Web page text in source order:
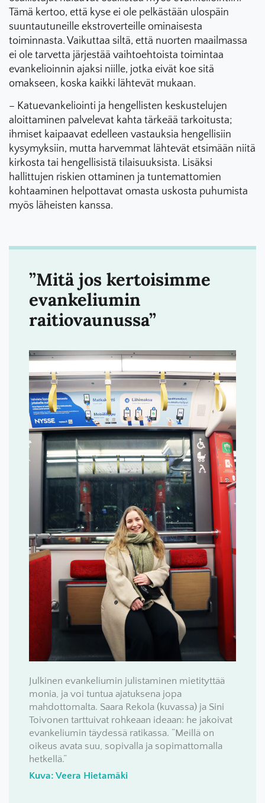
Tämä kertoo, että kyse ei ole pelkästään ulospäin
suuntautuneille ekstroverteille ominaisesta
toiminnasta. Vaikuttaa siltä, että nuorten maailmassa
ei ole tarvetta järjestää vaihtoehtoista toimintaa
evankelioinnin ajaksi niille, jotka eivät koe sitä
omakseen, koska kaikki lähtevät mukaan.
– Katuevankeliointi ja hengellisten keskustelujen
aloittaminen palvelevat kahta tärkeää tarkoitusta;
ihmiset kaipaavat edelleen vastauksia hengellisiin
kysymyksiin, mutta harvemmat lähtevät etsimään niitä
kirkosta tai hengellisistä tilaisuuksista. Lisäksi
hallittujen riskien ottaminen ja tuntemattomien
kohtaaminen helpottavat omasta uskosta puhumista
myös läheisten kanssa.
”Mitä jos kertoisimme
evankeliumin
raitiovaunussa”
Julkinen evankeliumin julistaminen mietityttää
monia, ja voi tuntua ajatuksena jopa
mahdottomalta. Saara Rekola (kuvassa) ja Sini
Toivonen tarttuivat rohkeaan ideaan: he jakoivat
evankeliumin täydessä ratikassa. ”Meillä on
oikeus avata suu, sopivalla ja sopimattomalla
hetkellä.”
Kuva: Veera Hietamäki